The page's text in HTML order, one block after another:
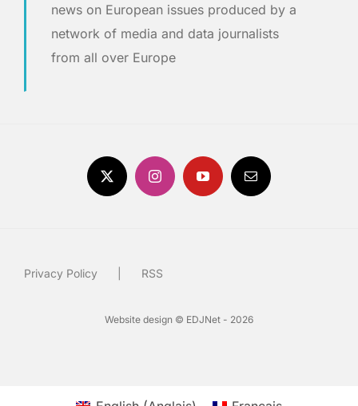
news on European issues produced by a
network of media and data journalists
from all over Europe
Privacy Policy RSS
Website design © EDJNet - 2026